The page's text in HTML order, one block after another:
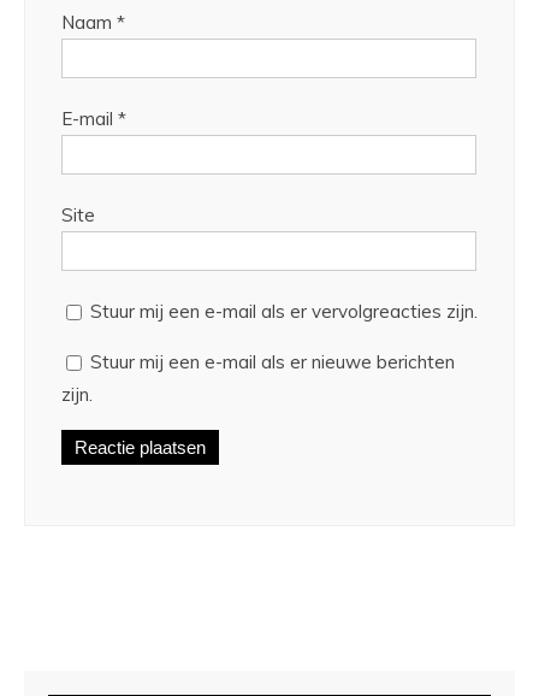
Naam *
E-mail *
Site
Stuur mij een e-mail als er vervolgreacties zijn.
Stuur mij een e-mail als er nieuwe berichten
zijn.